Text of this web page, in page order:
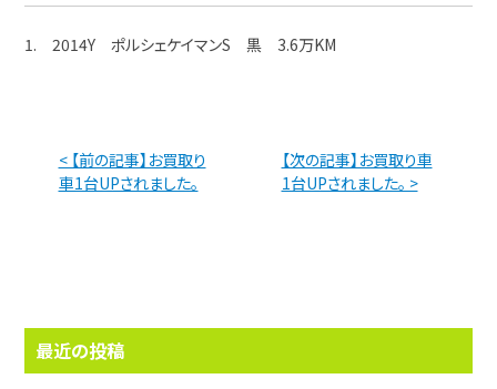
1. 2014Y ポルシェケイマンS 黒 3.6万KM
< 【前の記事】お買取り
車1台UPされました。
【次の記事】お買取り車
1台UPされました。 >
最近の投稿